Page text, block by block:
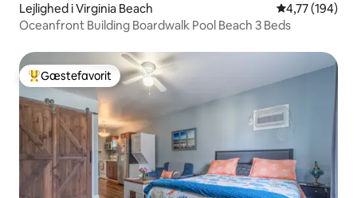
Lejlighed i Virginia Beach 4,77 ud af 5 i
4,77 (194)
Oceanfront Building Boardwalk Pool Beach 3 Beds
Bedste gæstefavorit
Gæstefavorit